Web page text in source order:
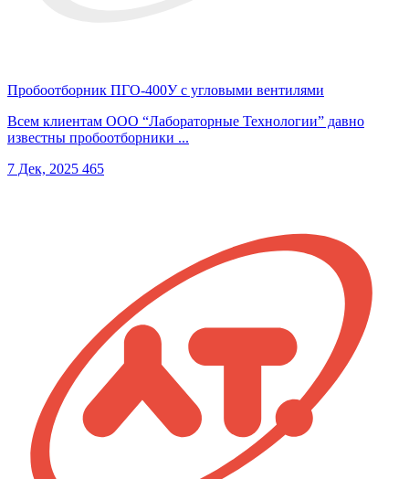
Пробоотборник ПГО-400У с угловыми вентилями
Всем клиентам ООО “Лабораторные Технологии” давно
известны пробоотборники ...
7 Дек, 2025 465